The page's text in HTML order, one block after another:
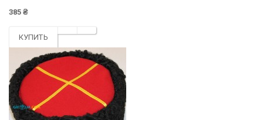
385 ₴
КУПИТЬ